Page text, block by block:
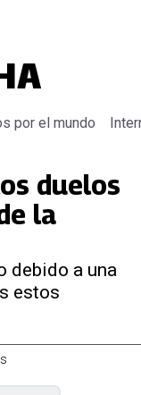
por el mundo
duelos
la
debido a una
estos